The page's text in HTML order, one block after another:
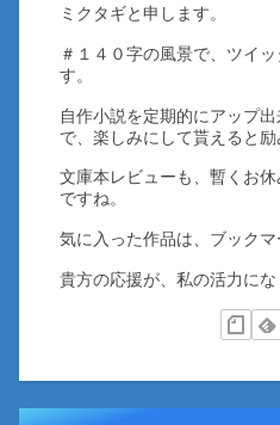
ミクタギと申します。
＃１４０字の風景で、ツイ
す。
自作小説を定期的にアップ
で、楽しみにして貰えると励
文庫本レビューも、暫くお
ですね。
気に入った作品は、ブックマ
貴方の応援が、私の活力にな